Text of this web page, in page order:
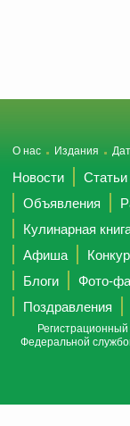
О нас Издания
Новости Статьи
Объявления
Кулинарная
Афиша
Блоги
Фото-
Поздравления
Федеральной